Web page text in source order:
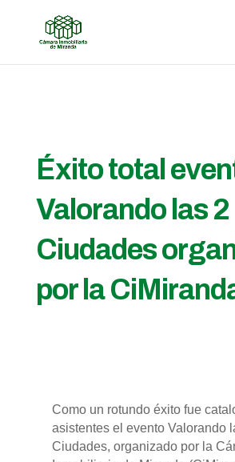
Éxito total
Valorando las 2
Ciudades
por la
Como un rotundo éxito fue
asistentes el evento Valorando
Ciudades, organizado por la